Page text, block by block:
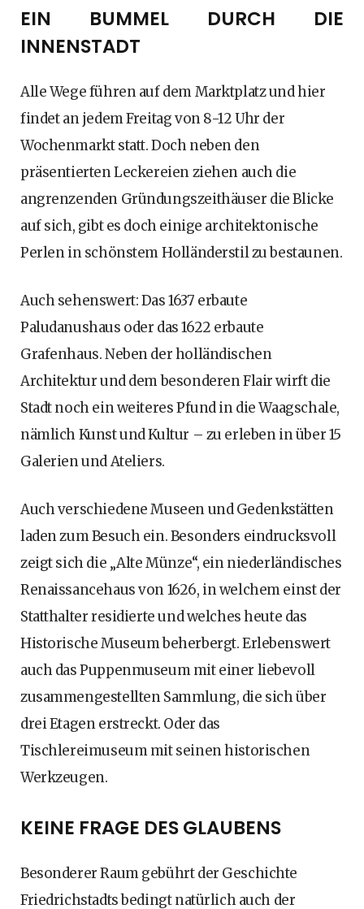
EIN BUMMEL DURCH DIE
INNENSTADT
Alle Wege führen auf dem Marktplatz und hier
findet an jedem Freitag von 8-12 Uhr der
Wochenmarkt statt. Doch neben den
präsentierten Leckereien ziehen auch die
angrenzenden Gründungszeithäuser die Blicke
auf sich, gibt es doch einige architektonische
Perlen in schönstem Holländerstil zu bestaunen.
Auch sehenswert: Das 1637 erbaute
Paludanushaus oder das 1622 erbaute
Grafenhaus. Neben der holländischen
Architektur und dem besonderen Flair wirft die
Stadt noch ein weiteres Pfund in die Waagschale,
nämlich Kunst und Kultur – zu erleben in über 15
Galerien und Ateliers.
Auch verschiedene Museen und Gedenkstätten
laden zum Besuch ein. Besonders eindrucksvoll
zeigt sich die „Alte Münze“, ein niederländisches
Renaissancehaus von 1626, in welchem einst der
Statthalter residierte und welches heute das
Historische Museum beherbergt. Erlebenswert
auch das Puppenmuseum mit einer liebevoll
zusammengestellten Sammlung, die sich über
drei Etagen erstreckt. Oder das
Tischlereimuseum mit seinen historischen
Werkzeugen.
KEINE FRAGE DES GLAUBENS
Besonderer Raum gebührt der Geschichte
Friedrichstadts bedingt natürlich auch der